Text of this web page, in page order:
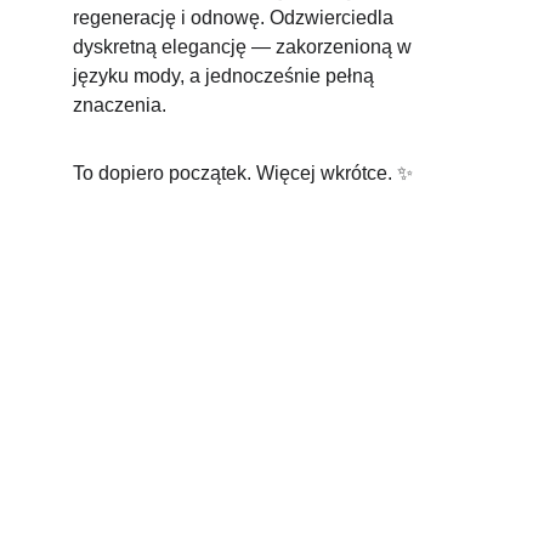
regenerację i odnowę. Odzwierciedla
dyskretną elegancję — zakorzenioną w
języku mody, a jednocześnie pełną
znaczenia.
To dopiero początek. Więcej wkrótce. ✨